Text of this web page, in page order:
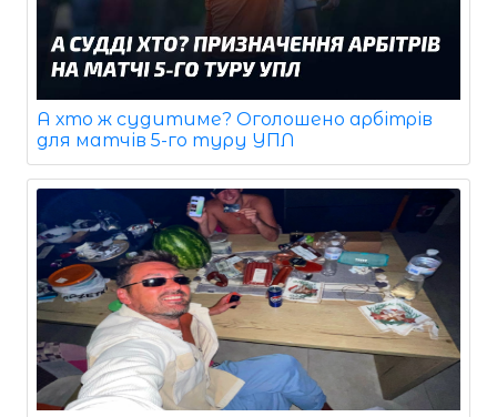
А хто ж судитиме? Оголошено арбітрів
для матчів 5-го туру УПЛ